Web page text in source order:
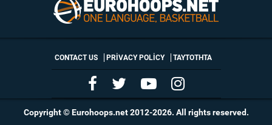
CONTACT US PRIVACY POLICY ΤΑΥΤΟΤΗΤΑ
Copyright © Eurohoops.net 2012-2026. All rights reserved.